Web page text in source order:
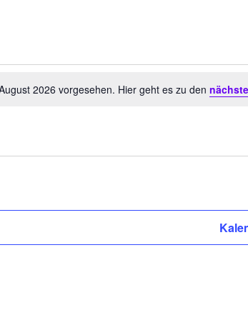
2026 vorgesehen. Hier geht es zu den